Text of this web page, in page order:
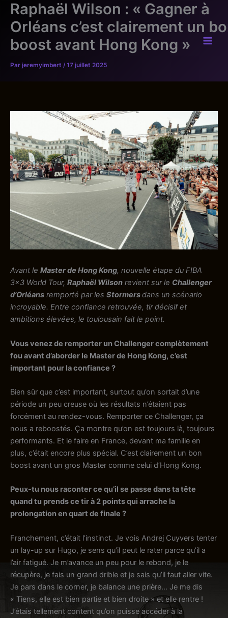
Aller
contenu
Raphaël Wilson : « Gagner à
Orléans c’est clairement un
boost avant Hong Kong »
Par jeremyimbert /17 juillet 2025
Avant le Master de Hong Kong, nouvelle étape du FIBA
3×3 World Tour, Raphaël Wilson revient sur le Challenger
d’Orléans remporté par les Stormersdans un scénario
incroyable. Entre confiance retrouvée, tir décisif et
ambitions élevées, le toulousain fait le point.
Vous venez de remporter un Challenger complètement
fou avant d’aborder le Master de Hong Kong, c’est
important pour la confiance ?
Bien sûr que c’est important, surtout qu’on sortait d’une
période un peu creuse où les résultats n’étaient pas
forcément au rendez-vous. Remporter ce Challenger, ça
nous a reboostés. Ça montre qu’on est toujours là, toujours
performants. Et le faire en France, devant ma famille en
plus, c’était encore plus spécial. C’est clairement un bon
boost avant un gros Master comme celui d’Hong Kong.
Peux-tu nous raconter ce qu’il se passe dans ta tête
quand tu prends ce tir à 2 points qui arrache la
prolongation en quart de finale ?
Franchement, c’était l’instinct. Je vois Andrej Cuyvers tenter
un lay-up sur Hugo, je sens qu’il peut le rater parce qu’il a
l’air fatigué. Je m’avance un peu pour le rebond, je le
récupère, je fais un grand drible et je sais qu’il faut aller vite.
Je pars dans le corner, je balance une prière… Je me dis
« Tiens, elle est bien partie et bien droite » et elle rentre !
J’étais tellement content qu’on puisse accéder à la